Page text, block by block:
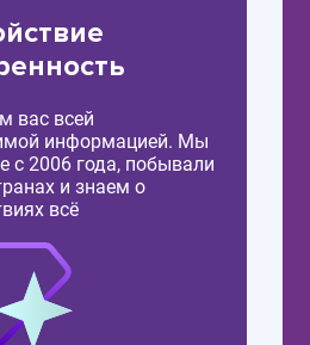
вас всей
информацией. Мы
с 2006 года, побывали
и знаем о
всё